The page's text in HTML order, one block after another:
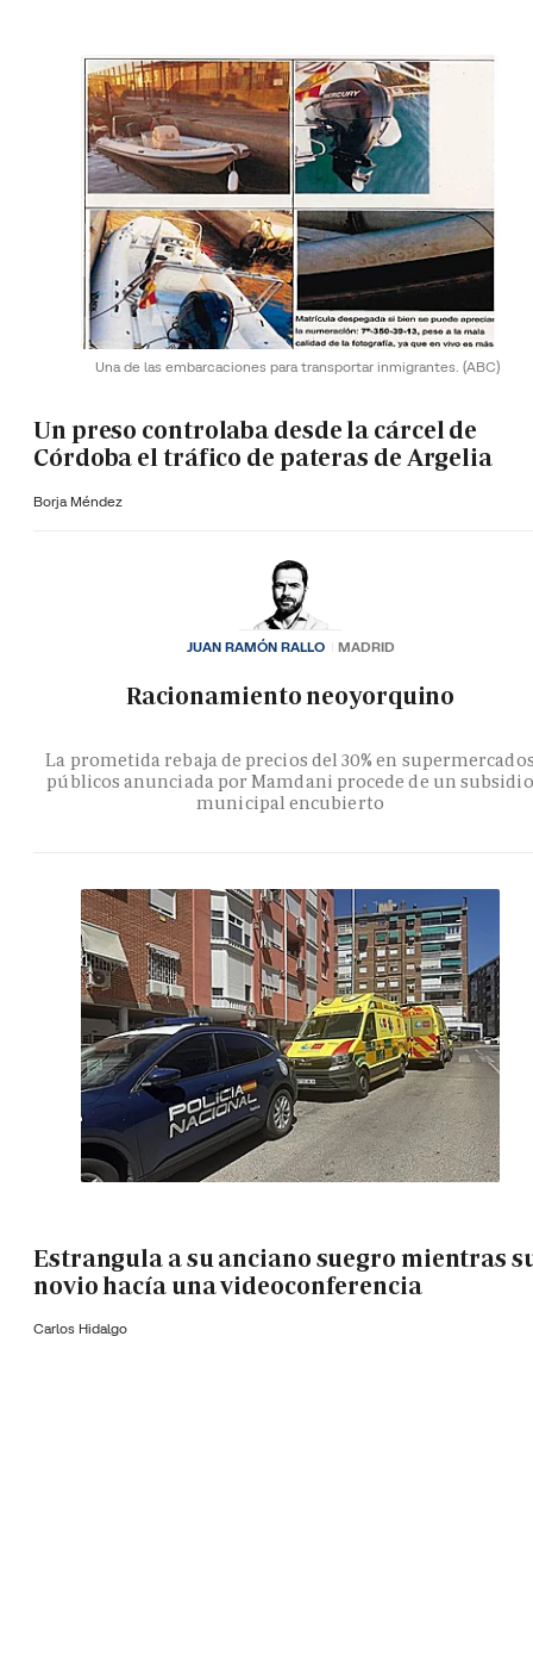
Una de las embarcaciones para transportar inmigrantes. (ABC)
Un preso controlaba desde la cárcel de
Córdoba el tráfico de pateras de Argelia
Borja Méndez
Racionamiento neoyorquino
La prometida rebaja de precios del 30% en
públicos anunciada por Mamdani procede de un subsidio
municipal encubierto
JUAN RAMÓN RALLO MADRID
Estrangula a su anciano suegro mientras
novio hacía una videoconferencia
Carlos Hidalgo